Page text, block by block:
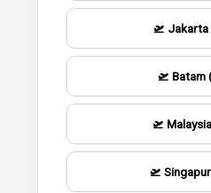
🛫 Jakarta
🛫 Batam
🛫
🛫